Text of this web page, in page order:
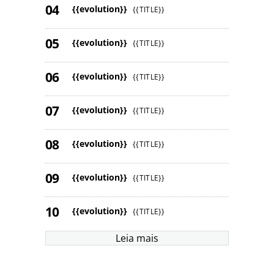
{{evolution}} {{TITLE}}
{{evolution}} {{TITLE}}
{{evolution}} {{TITLE}}
{{evolution}} {{TITLE}}
{{evolution}} {{TITLE}}
{{evolution}} {{TITLE}}
{{evolution}} {{TITLE}}
Leia mais